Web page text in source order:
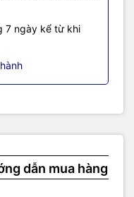
7 ngày kể từ khi
dẫn mua hàng